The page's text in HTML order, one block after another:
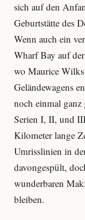
sich auf den
Geburtstätte des
Wenn auch ein
Wharf Bay auf
wo Maurice
Geländewagens
noch einmal ganz
Serien I, II, und
Kilometer lange
Umrisslinien in
davongespült,
wunderbaren
bleiben.